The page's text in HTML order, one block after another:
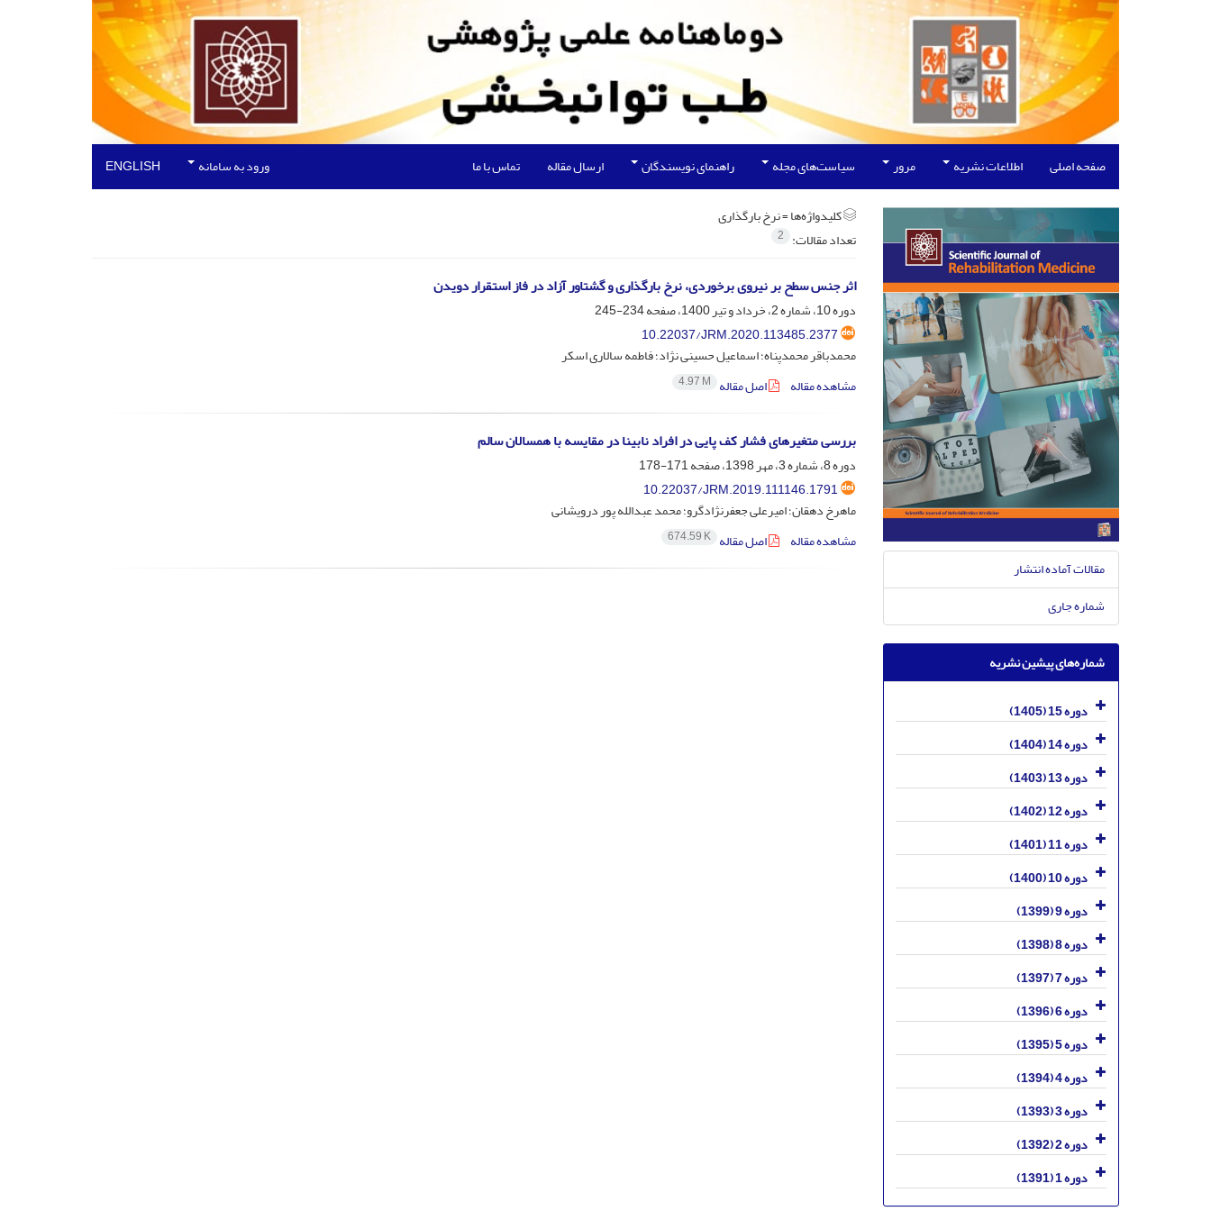
صفحه اصلی اطلاعات نشریه مرور سیاست‌های مجله راهنمای نویسندگان ارسال مقاله تماس با ما ورود به سامانه ENGLISH
کلیدواژه‌ها =نرخ بارگذاری
تعداد مقالات: 2
اثر جنس سطح بر نیروی برخوردی، نرخ بارگذاری و گشتاور آزاد در فاز استقرار دویدن
دوره 10، شماره 2، خرداد و تیر 1400، صفحه
234-245
10.22037/JRM.2020.113485.2377
محمدباقر محمدپناه؛ اسماعیل حسینی نژاد؛ فاطمه سالاری اسکر
مشاهده مقاله
اصل مقاله 4.97 M
بررسی متغیرهای فشار کف پایی در افراد نابینا در مقایسه با همسالان سالم
دوره 8، شماره 3، مهر 1398، صفحه
171-178
10.22037/JRM.2019.111146.1791
ماهرخ دهقان؛ امیرعلی جعفرنژادگرو؛ محمد عبدالله پور درویشانی
مشاهده مقاله
اصل مقاله 674.59 K
مقالات آماده انتشار
شماره جاری
شماره‌های پیشین نشریه
دوره 15 (1405)
دوره 14 (1404)
دوره 13 (1403)
دوره 12 (1402)
دوره 11 (1401)
دوره 10 (1400)
دوره 9 (1399)
دوره 8 (1398)
دوره 7 (1397)
دوره 6 (1396)
دوره 5 (1395)
دوره 4 (1394)
دوره 3 (1393)
دوره 2 (1392)
دوره 1 (1391)